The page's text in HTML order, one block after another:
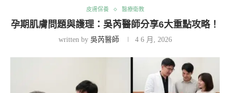
皮膚保養 醫療衛教
孕期肌膚問題與護理：吳芮醫師分享6大重點攻略！
written by 吳芮醫師 4 6 月, 2026